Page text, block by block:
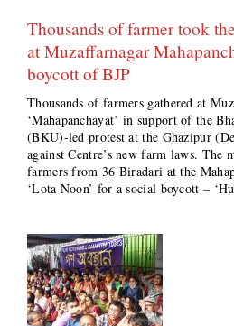
Thousands of farmer took
at Muzaffarnagar
boycott of BJP
Thousands of farmers gathered at
‘Mahapanchayat’ in support of the
(BKU)-led protest at the Ghazipur
against Centre’s new farm laws. The
farmers from 36 Biradari at the
‘Lota Noon’ for a social boycott –